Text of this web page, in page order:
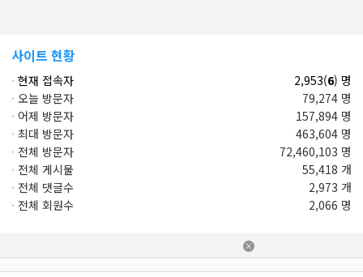
×
사이트 현황
· 현재 접속자 2,953(6) 명
· 오늘 방문자
79,274 명
· 어제 방문자
157,894 명
· 최대 방문자
463,604 명
· 전체 방문자
72,460,103 명
· 전체 게시물
55,418 개
· 전체 댓글수
2,973 개
· 전체 회원수 2,066 명